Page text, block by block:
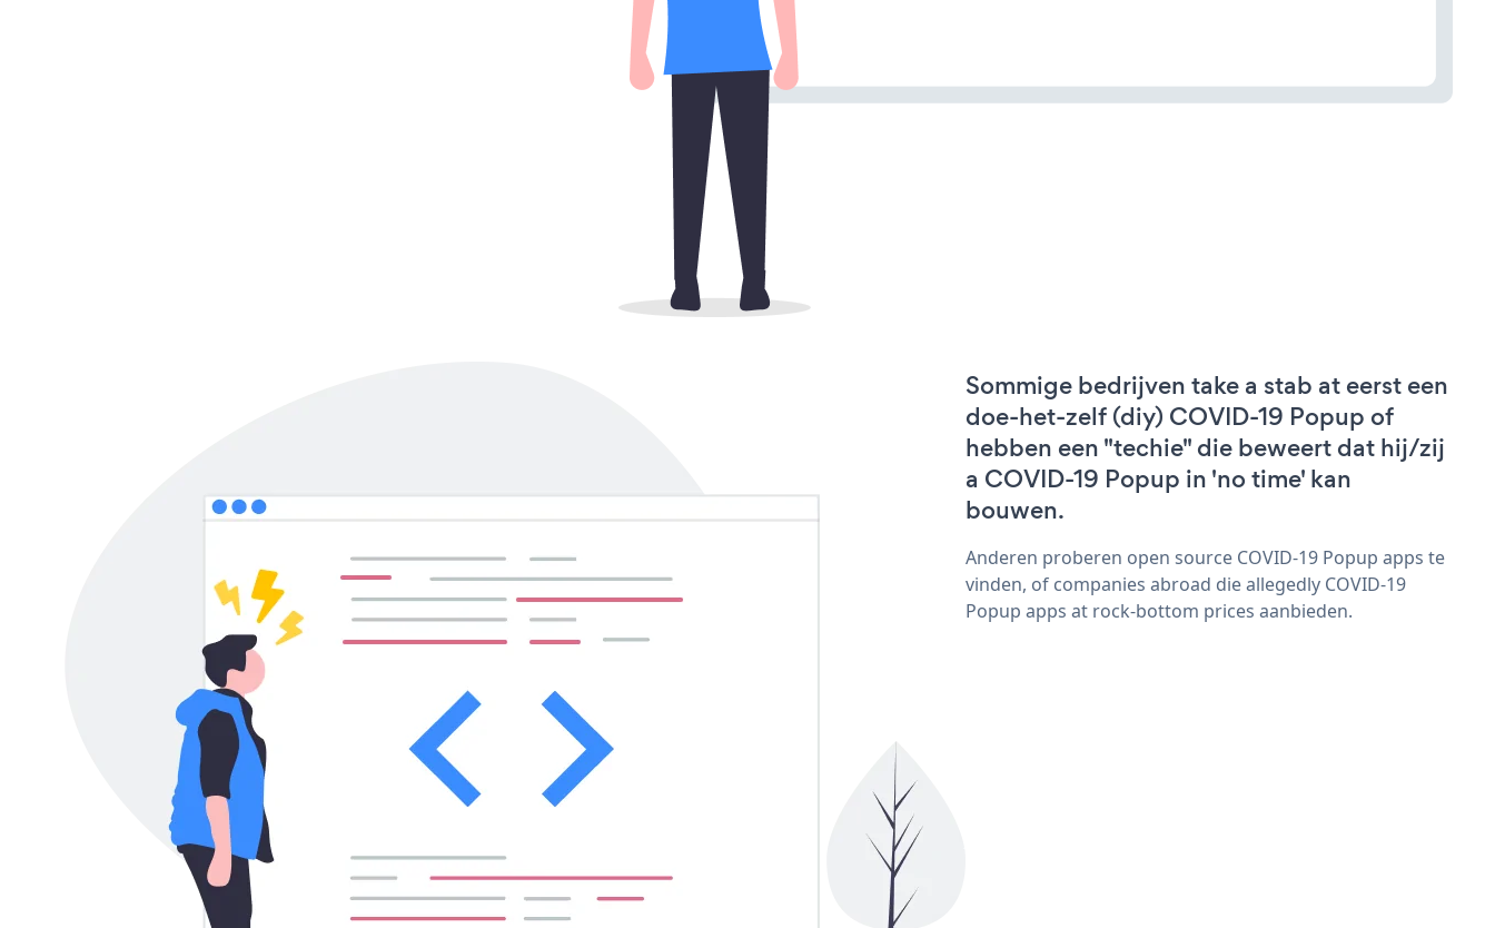
Sommige bedrijven take a stab at eerst een
doe-het-zelf (diy) COVID-19 Popup of
hebben een "techie" die beweert dat hij/zij
a COVID-19 Popup in 'no time' kan
bouwen.
Anderen proberen open source COVID-19 Popup apps te
vinden, of companies abroad die allegedly COVID-19
Popup apps at rock-bottom prices aanbieden.